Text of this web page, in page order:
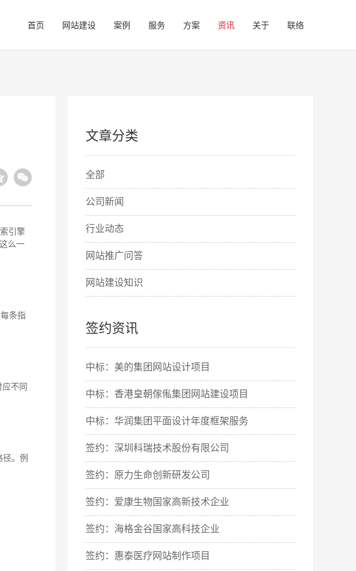
首页 网站建设
以前沿的设计服务国内500强企业
外贸网站建设
个性化网站设计助力企业品牌增值 新产品进行全面、及时的宣传
案例 服务 方案
新时代的戒烟方式
快消品行业
资讯 关于 联络
引擎
么一
条指
不同
。例
文章分类
全部
公司新闻
行业动态
网站推广问答
网站建设知识
签约资讯
中标：美的集团网站设计项目
中标：香港皇朝傢俬集团网站建设项目
中标：华润集团平面设计年度框架服务
签约：深圳科瑞技术股份有限公司
签约：原力生命创新研发公司
签约：爱康生物国家高新技术企业
签约：海格金谷国家高科技企业
签约：惠泰医疗网站制作项目